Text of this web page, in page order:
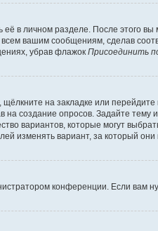
в личном разделе. После этого
вашим сообщениям, сделав
убрав флажок Присоединить
на закладке или
создание опросов. Задайте
вариантов, которые могут
изменять вариант, за который они
конференции. Если